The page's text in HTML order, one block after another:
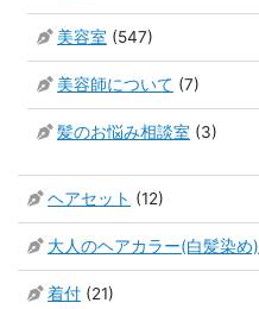
美容室 (547)
美容師について (7)
髪のお悩み相談室 (3)
ヘアセット (12)
大人のヘアカラー(白髪染め)
着付 (21)